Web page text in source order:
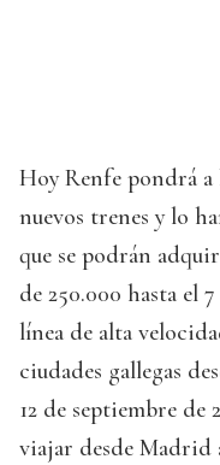
Hoy Renfe pondrá a
nuevos trenes y lo
que se podrán
de 250.000 hasta el
línea de alta
ciudades gallegas
12 de septiembre
viajar desde Madrid